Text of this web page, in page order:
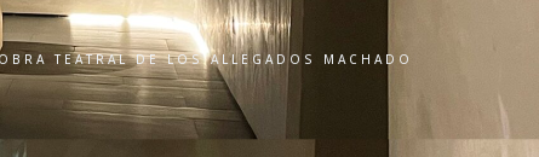
TEATRAL DE LOS ALLEGADOS MACHADO